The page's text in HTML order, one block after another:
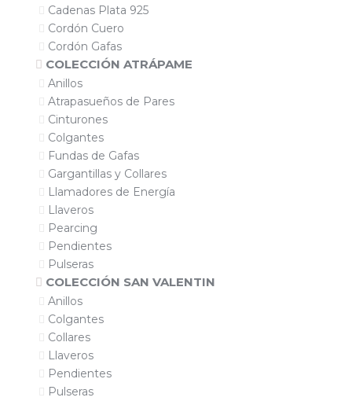
Cadenas Plata 925
Cordón Cuero
Cordón Gafas
COLECCIÓN ATRÁPAME
Anillos
Atrapasueños de Pares
Cinturones
Colgantes
Fundas de Gafas
Gargantillas y Collares
Llamadores de Energía
Llaveros
Pearcing
Pendientes
Pulseras
COLECCIÓN SAN VALENTIN
Anillos
Colgantes
Collares
Llaveros
Pendientes
Pulseras